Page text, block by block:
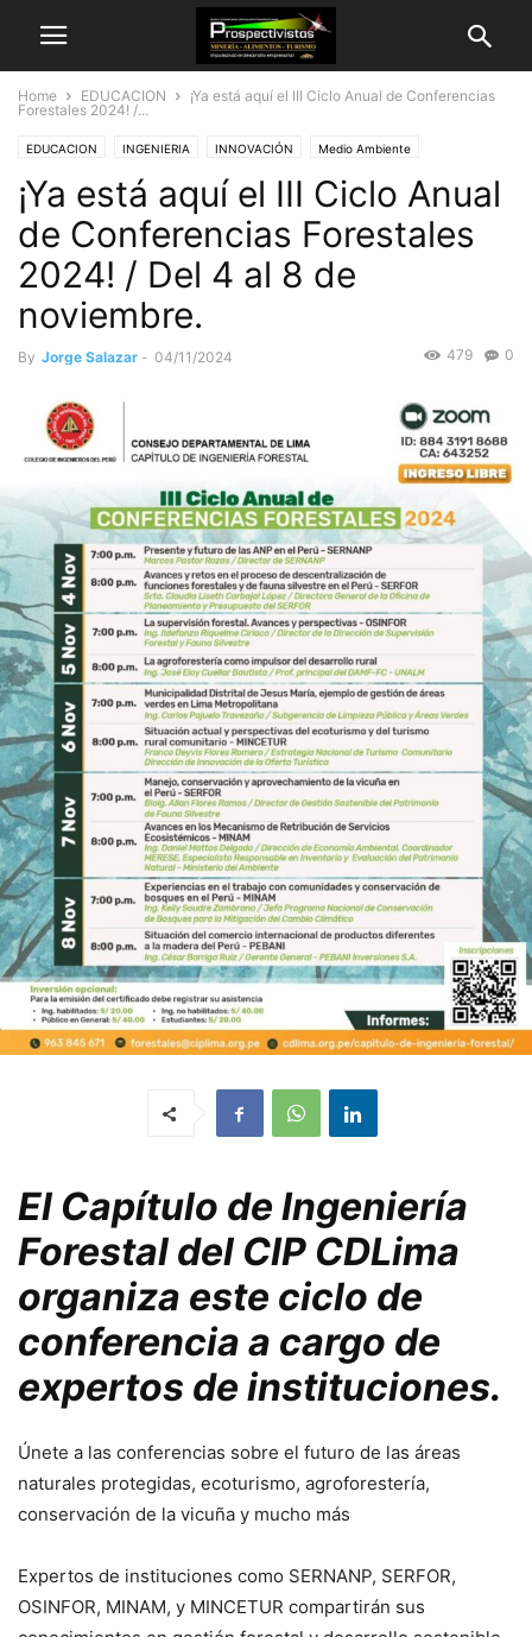
Home EDUCACION
¡Ya está aquí el III Ciclo Anual de Conferencias
Forestales 2024! /...
EDUCACION INGENIERIA INNOVACIÓN Medio Ambiente
PATRIMONIO NATURAL Planeamiento Estratégico RECURSOS NATURALES
Alimentos Salud Turismo Zootecnia
¡Ya está aquí el III Ciclo Anual
de Conferencias Forestales
2024! / Del 4 al 8 de
noviembre.
By Jorge Salazar - 04/11/2024 0
479
El Capítulo de Ingeniería
Forestal del CIP CDLima
organiza este ciclo de
conferencia a cargo de
expertos de instituciones.
Únete a las conferencias sobre el futuro de las áreas
naturales protegidas, ecoturismo, agroforestería,
conservación de la vicuña y mucho más
Expertos de instituciones como SERNANP, SERFOR,
OSINFOR, MINAM, y MINCETUR compartirán sus